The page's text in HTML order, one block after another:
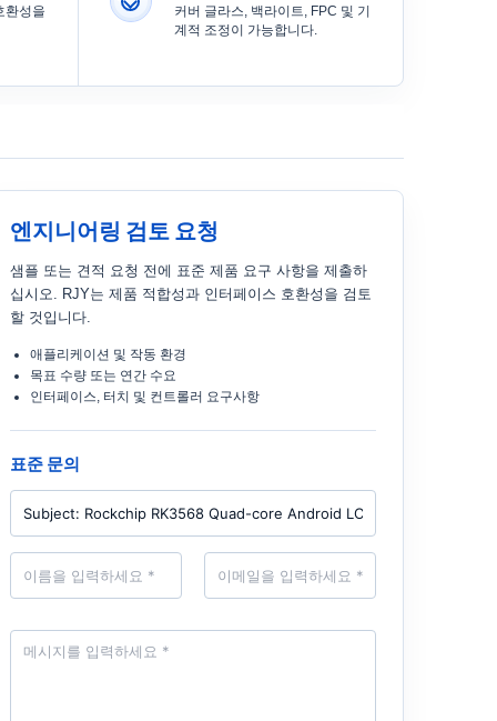
환성을
커버 글라스, 백라이트, FPC 및 기
계적 조정이 가능합니다.
엔지니어링 검토 요청
샘플 또는 견적 요청 전에 표준 제품 요구 사항을 제출하
십시오. RJY는 제품 적합성과 인터페이스 호환성을 검토
할 것입니다.
애플리케이션 및 작동 환경
목표 수량 또는 연간 수요
인터페이스, 터치 및 컨트롤러 요구사항
표준 문의
P
o
d
N
m
*
E
a
l
M